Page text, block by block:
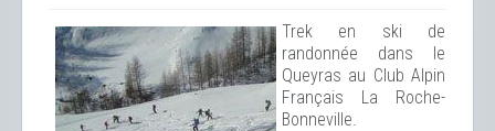
Trek en ski de
randonnée dans le
Queyras au Club Alpin
Français La Roche-
Bonneville.